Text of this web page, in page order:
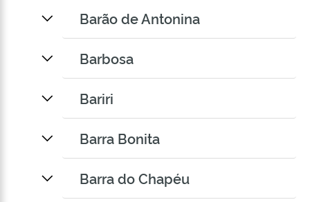
Barão de Antonina
Barbosa
Bariri
Barra Bonita
Barra do Chapéu